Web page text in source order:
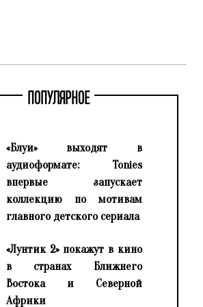
ПОПУЛЯРНОЕ
«Блуи» выходят в
аудиоформате: Tonies
впервые запускает
коллекцию по мотивам
главного детского сериала
«Лунтик 2» покажут в кино
в странах Ближнего
Востока и Северной
Африки